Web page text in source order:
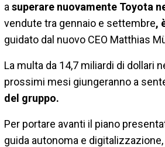
a superare nuovamente Toyota
vendute tra gennaio e settembre,
guidato dal nuovo CEO Matthias
La multa da 14,7 miliardi di dollari
prossimi mesi giungeranno a
del gruppo.
Per portare avanti il piano
guida autonoma e digitalizzazione,